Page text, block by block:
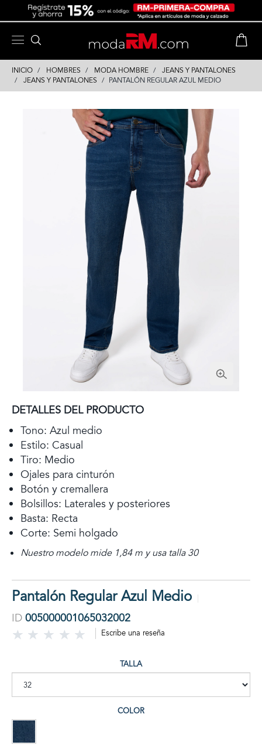
INICIO HOMBRES MODA HOMBRE
JEANS Y PANTALONES
JEANS Y PANTALONES
PANTALÓN REGULAR AZUL MEDIO
DETALLES DEL PRODUCTO
Tono: Azul medio
Estilo: Casual
Tiro: Medio
Ojales para cinturón
Botón y cremallera
Bolsillos: Laterales y posteriores
Basta: Recta
Corte: Semi holgado
Nuestro modelo mide 1,84 m y usa talla 30
Pantalón Regular Azul Medio
ID 005000001065032002
Escribe una reseña
TALLA
COLOR